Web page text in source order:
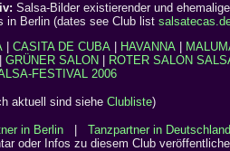
Salsa-Bilder existierender und
in Berlin (dates see Club list
CASITA DE CUBA HAVANNA
GRÜNER SALON ROTER SALON
FESTIVAL 2006
aktuell sind siehe Clubliste)
in Berlin
Tanzpartner in Deutschland
oder Infos zu diesem Club